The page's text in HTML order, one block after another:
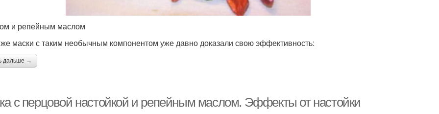
и репейным маслом
маски с таким необычным компонентом уже давно доказали свою эффективность:
дальше →
с перцовой настойкой и репейным маслом. Эффекты от настойки